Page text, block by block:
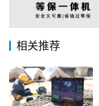
相关推荐